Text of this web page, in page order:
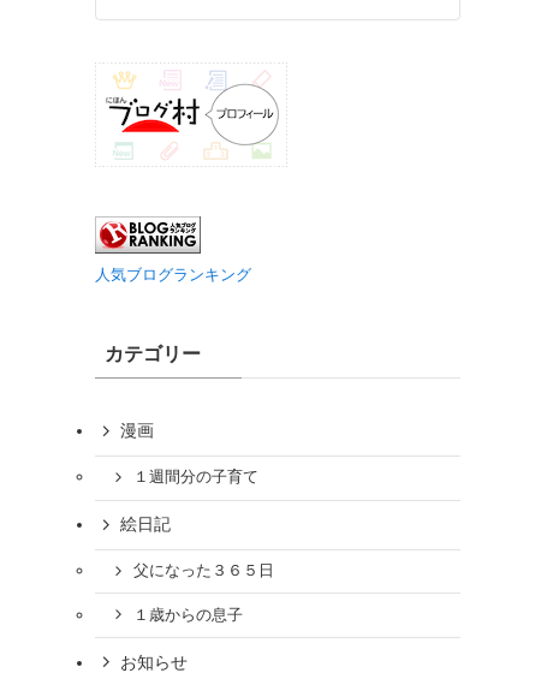
人気ブログランキング
カテゴリー
漫画
１週間分の子育て
絵日記
父になった３６５日
１歳からの息子
お知らせ